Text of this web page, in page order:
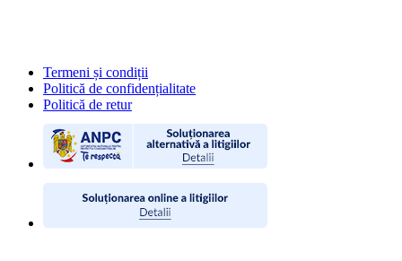
Termeni și condiții
Politică de confidențialitate
Politică de retur